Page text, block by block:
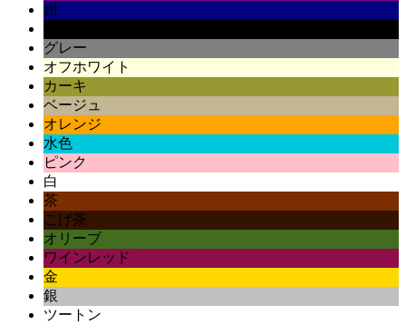
紺
グレー
オフホワイト
カーキ
ベージュ
オレンジ
水色
ピンク
白
茶
こげ茶
オリーブ
ワインレッド
金
銀
ツートン